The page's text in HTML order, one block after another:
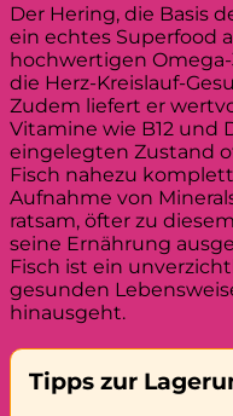
Der Hering, die Basis
ein echtes Superfood
hochwertigen
die Herz-Kreislauf-
Zudem liefert er
Vitamine wie B12 und
eingelegten Zustand
Fisch nahezu
Aufnahme von
ratsam, öfter zu
seine Ernährung
Fisch ist ein
gesunden
hinausgeht.
Tipps zur